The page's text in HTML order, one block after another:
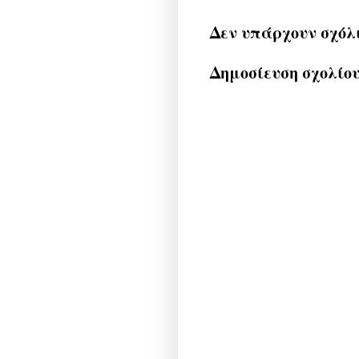
Δεν υπάρχουν
Δημοσίευση